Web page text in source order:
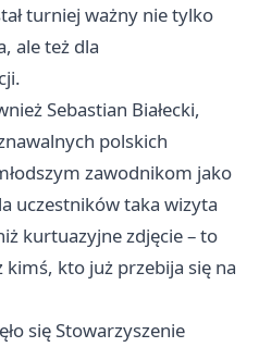
turniej ważny nie tylko
ale też dla
Sebastian Białecki,
polskich
zawodnikom jako
uczestników taka wizyta
kurtuazyjne zdjęcie – to
kimś, kto już przebija się na
się Stowarzyszenie